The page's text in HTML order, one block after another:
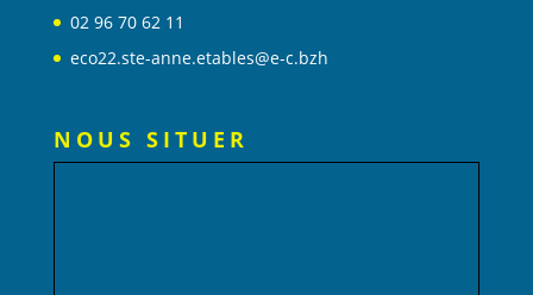
02 96 70 62 11
eco22.ste-anne.etables@e-c.bzh
NOUS SITUER